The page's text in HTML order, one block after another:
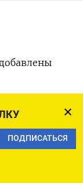
ПОДПИСАТЬСЯ
на